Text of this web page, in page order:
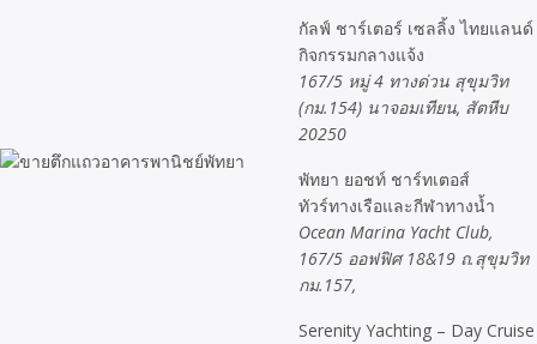
กัลฟ์ ชาร์เตอร์ เซลลิ้ง ไทยแลนด์
กิจกรรมกลางแจ้ง
167/5 หมู่ 4 ทางด่วน สุขุมวิท
(กม.154) นาจอมเทียน, สัตหีบ
20250
พัทยา ยอชท์ ชาร์ทเตอส์
ทัวร์ทางเรือและกีฬาทางน้ำ
Ocean Marina Yacht Club,
167/5 ออฟฟิศ 18&19 ถ.สุขุมวิท
กม.157,
Serenity Yachting – Day Cruise